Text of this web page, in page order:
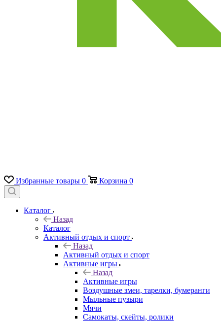
Избранные товары 0 Корзина 0
Каталог
Назад
Каталог
Активный отдых и спорт
Назад
Активный отдых и спорт
Активные игры
Назад
Активные игры
Воздушные змеи, тарелки, бумеранги
Мыльные пузыри
Мячи
Самокаты, скейты, ролики